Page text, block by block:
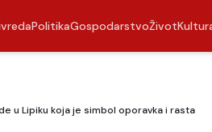
PolitikaGospodarstvoŽivot
u Lipiku koja je simbol oporavka i rasta